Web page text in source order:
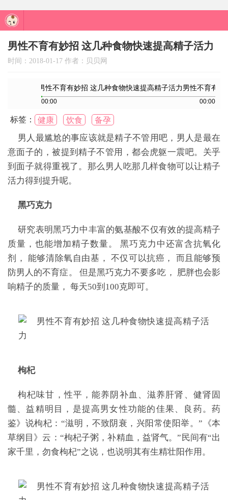
主页>备孕>孕前饮食> 男性不育有妙招 这
几种食物快速提高精子活力
男性不育有妙招 这几种食物快速提高精子活力
时间：2018-01-17 作者：贝贝网
标签： 健康 饮食 备孕
男人最尴尬的事应该就是精子不管用吧，男人是最在
意面子的，被提到精子不管用，都会虎躯一震吧。关乎
到面子就得重视了。那么男人吃那几样食物可以让精子
活力得到提升呢。
黑巧克力
研究表明黑巧力中丰富的氨基酸不仅有效的提高精子
质量，也能增加精子数量。 黑巧克力中还富含抗氧化
剂， 能够清除氧自由基， 不仅可以抗癌， 而且能够预
防男人的不育症。 但是黑巧克力不要多吃， 肥胖也会影
响精子的质量， 每天50到100克即可。
枸杞
枸杞味甘，性平，能养阴补血、滋养肝肾、健肾固
髓、益精明目，是提高男女性功能的佳果、良药。药
鉴》说枸杞：“滋明，不致阴衰，兴阳常使阳举。”《本
草纲目》云：“枸杞子粥，补精血，益肾气。”民间有“出
家千里，勿食枸杞”之说，也说明其有生精壮阳作用。